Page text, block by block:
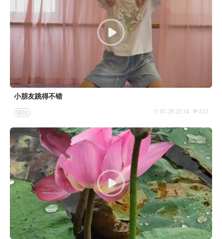
小朋友跳得不错
随拍 07-29 23:14 832